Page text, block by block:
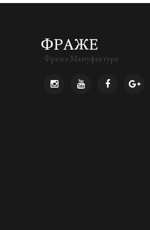
Фраже Мануфактура